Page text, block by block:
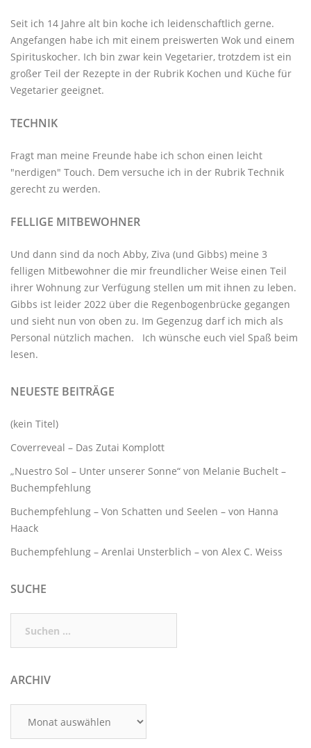
Seit ich 14 Jahre alt bin koche ich leidenschaftlich gerne.
Angefangen habe ich mit einem preiswerten Wok und einem
Spirituskocher. Ich bin zwar kein Vegetarier, trotzdem ist ein
großer Teil der Rezepte in der Rubrik Kochen und Küche für
Vegetarier geeignet.
TECHNIK
Fragt man meine Freunde habe ich schon einen leicht
"nerdigen" Touch. Dem versuche ich in der Rubrik Technik
gerecht zu werden.
FELLIGE MITBEWOHNER
Und dann sind da noch Abby, Ziva (und Gibbs) meine 3
felligen Mitbewohner die mir freundlicher Weise einen Teil
ihrer Wohnung zur Verfügung stellen um mit ihnen zu leben.
Gibbs ist leider 2022 über die Regenbogenbrücke gegangen
und sieht nun von oben zu. Im Gegenzug darf ich mich als
Personal nützlich machen. Ich wünsche euch viel Spaß beim
lesen.
NEUESTE BEITRÄGE
(kein Titel)
Coverreveal – Das Zutai Komplott
„Nuestro Sol – Unter unserer Sonne“ von Melanie Buchelt –
Buchempfehlung
Buchempfehlung – Von Schatten und Seelen – von Hanna
Haack
Buchempfehlung – Arenlai Unsterblich – von Alex C. Weiss
SUCHE
nach:
ARCHIV